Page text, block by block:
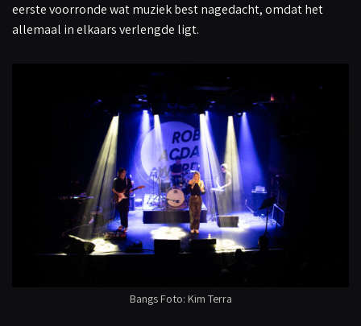
eerste voorronde wat muziek best nagedacht, omdat het
allemaal in elkaars verlengde ligt.
Bangs Foto: Kim Terra